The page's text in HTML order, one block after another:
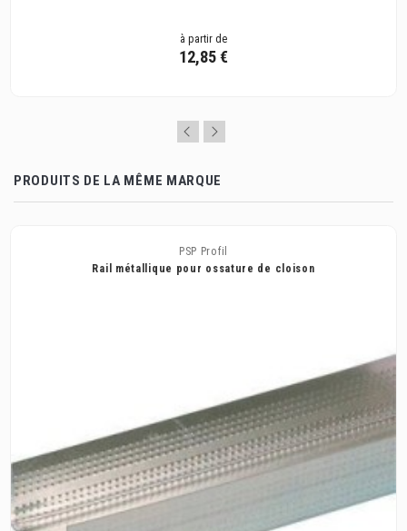
à partir de
12,85 €
PRODUITS DE LA MÊME MARQUE
PSP Profil
Rail métallique pour ossature de cloison